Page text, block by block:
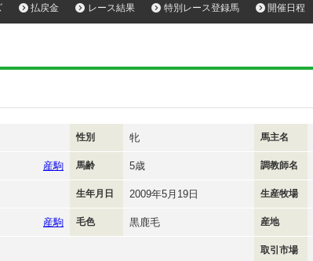
払戻金 レース結果 特別レース登録馬 開催日程
性別 牝 馬主名
産駒 馬齢 5歳 調教師名
生年月日 2009年5月19日 生産牧場
産駒 毛色 黒鹿毛 産地
取引市場